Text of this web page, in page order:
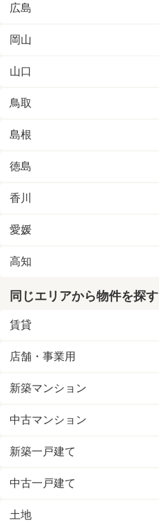
広島
岡山
山口
鳥取
島根
徳島
香川
愛媛
高知
同じエリアから物件を探す
賃貸
店舗・事業用
新築マンション
中古マンション
新築一戸建て
中古一戸建て
土地